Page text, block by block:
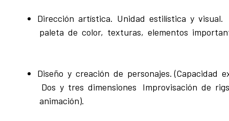
Dirección artística. Unidad estilística y visual.
paleta de color, texturas, elementos
Diseño y creación de personajes. (Capacidad
Dos y tres dimensiones Improvisación de
animación).